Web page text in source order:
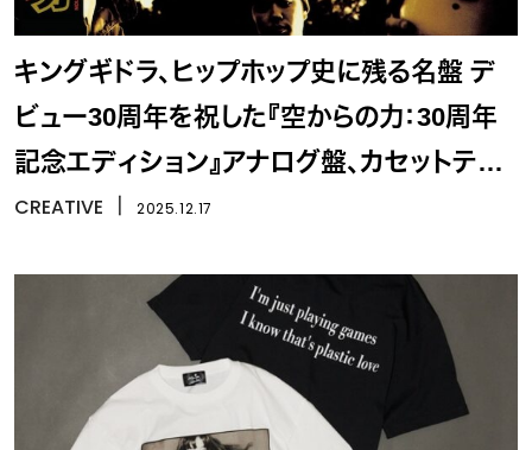
キングギドラ、ヒップホップ史に残る名盤 デ
ビュー30周年を祝した『空からの力：30周年
記念エディション』アナログ盤、カセットテー
プ、デジタルでリリース
CREATIVE 2025.12.17